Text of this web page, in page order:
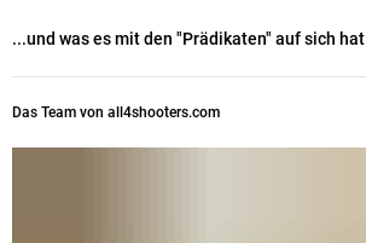
...und was es mit den "Prädikaten" auf sich hat
Das Team von all4shooters.com